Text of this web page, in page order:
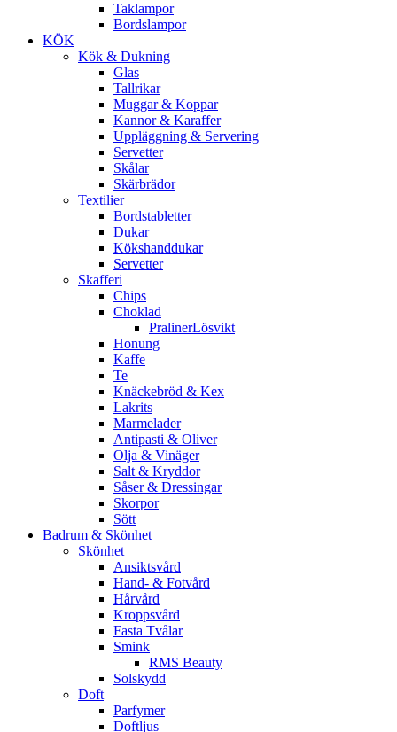
Taklampor
Bordslampor
KÖK
Kök & Dukning
Glas
Tallrikar
Muggar & Koppar
Kannor & Karaffer
Uppläggning & Servering
Servetter
Skålar
Skärbrädor
Textilier
Bordstabletter
Dukar
Kökshanddukar
Servetter
Skafferi
Chips
Choklad
PralinerLösvikt
Honung
Kaffe
Te
Knäckebröd & Kex
Lakrits
Marmelader
Antipasti & Oliver
Olja & Vinäger
Salt & Kryddor
Såser & Dressingar
Skorpor
Sött
Badrum & Skönhet
Skönhet
Ansiktsvård
Hand- & Fotvård
Hårvård
Kroppsvård
Fasta Tvålar
Smink
RMS Beauty
Solskydd
Doft
Parfymer
Doftljus